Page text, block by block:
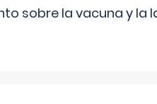
sobre la vacuna y la